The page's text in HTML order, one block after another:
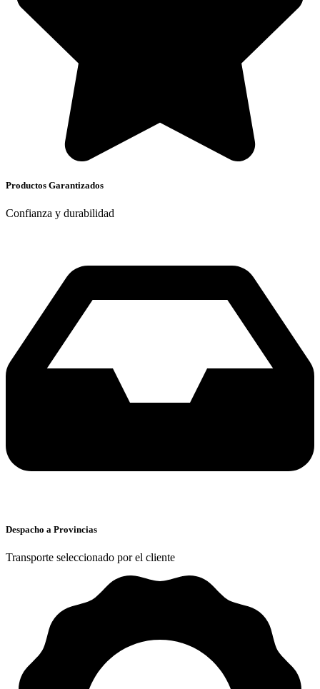
Productos Garantizados
Confianza y durabilidad
Despacho a Provincias
Transporte seleccionado por el cliente